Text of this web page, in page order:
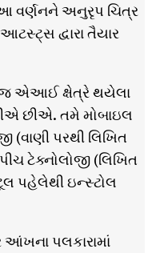
આ વર્ણનને અનુરૃપ ચિત્ર
દ્વારા તૈયાર
એઆઈ ક્ષેત્રે થયેલા
છીએ. તમે મોબાઇલ
પરથી લિખિત
ટેક્નોલોજી (લિખિત
પહેલેથી ઇન્સ્ટોલ
પલકારામાં